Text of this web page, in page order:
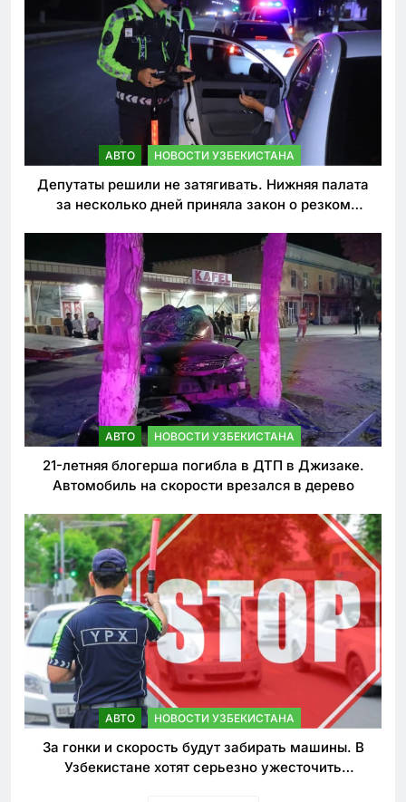
АВТО НОВОСТИ УЗБЕКИСТАНА
Депутаты решили не затягивать. Нижняя палата
за несколько дней приняла закон о резком
АВТО НОВОСТИ УЗБЕКИСТАНА
21-летняя блогерша погибла в ДТП в Джизаке.
Автомобиль на скорости врезался в дерево
АВТО НОВОСТИ УЗБЕКИСТАНА
За гонки и скорость будут забирать машины. В
Узбекистане хотят серьезно ужесточить